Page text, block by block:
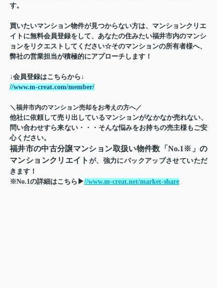
す。
買いたいマンション物件が見つからない方は、マンションクリエ
イトに無料会員登録をして、 あなたの住みたい福井市内のマンシ
ョンをリクエストしてください☆そのマンションの所有者様へ、
弊社の営業担当が積極的にアプローチします！
↓会員登録はこちらから↓
//www.m-creat.com/member/
＼福井市内のマンション売却をお考えの方へ／
他社に依頼して売り出しているマンションがなかなか売れない、
問い合わせすら来ない・・・そんな悩みをお持ちの売主様もご安
心ください。
福井市の中古分譲マンション取扱い物件数「No.1※」の
マンションクリエイト が、強力にバックアップさせていただ
きます！
※No.1の詳細はこちら▶//www.m-creat.net/market-share